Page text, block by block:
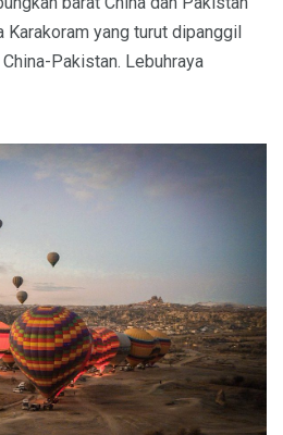
yang turut dipanggil
Pakistan. Lebuhraya